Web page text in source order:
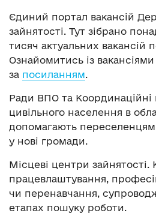
Єдиний портал вакансій
зайнятості. Тут зібрано
тисяч актуальних вакансій
Ознайомитись із
за посиланням.
Ради ВПО та
цивільного населення в
допомагають переселенцям
у нові громади.
Місцеві центри зайнятості.
працевлаштування,
чи перенавчання,
етапах пошуку роботи.